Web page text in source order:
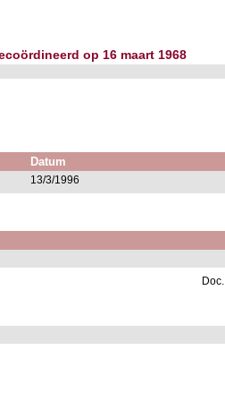
op 16 maart 1968
Datum
13/3/1996
Doc.